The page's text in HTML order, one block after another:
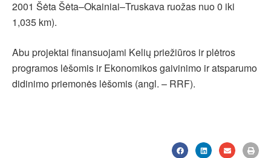
2001 Šėta Šėta–Okainiai–Truskava ruožas nuo 0 iki
1,035 km).
Abu projektai finansuojami Kelių priežiūros ir plėtros
programos lėšomis ir Ekonomikos gaivinimo ir atsparumo
didinimo priemonės lėšomis (angl. – RRF).